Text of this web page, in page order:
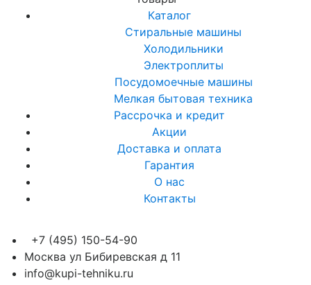
Каталог
Стиральные машины
Холодильники
Электроплиты
Посудомоечные машины
Мелкая бытовая техника
Рассрочка и кредит
Акции
Доставка и оплата
Гарантия
О нас
Контакты
+7 (495) 150-54-90
Москва ул Бибиревская д 11
info@kupi-tehniku.ru